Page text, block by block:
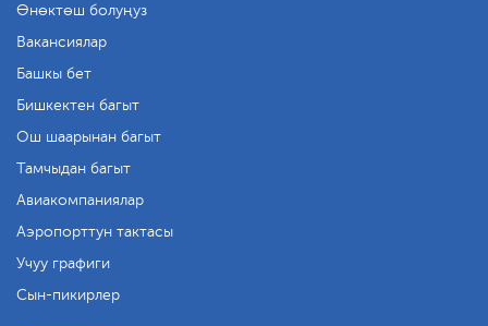
Өнөктөш болуңуз
Вакансиялар
Башкы бет
Бишкектен багыт
Ош шаарынан багыт
Тамчыдан багыт
Авиакомпаниялар
Аэропорттун тактасы
Учуу графиги
Сын-пикирлер